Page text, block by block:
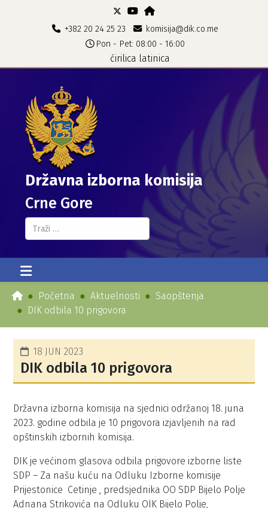
+382 20 24 25 23
komisija@dik.co.me
Pon - Pet: 08:00 - 16:00
ćirilica latinica
Državna izborna komisija
Crne Gore
Pretraga...
Početna Aktuelnosti
Saopštenja
DIK odbila 10 prigovora
18 JUN 2023
DIK odbila 10 prigovora
Državna izborna komisija na sjednici održanoj 18. juna
2023. godine odbila je 10 prigovora izjavljenih na rad
opštinskih izbornih komisija.
DIK je većinom glasova odbila prigovore izborne liste
SDP – Za našu kuću na Odluku Izborne komisije
Prijestonice Cetinje , predsjednika OO SDP Bijelo Polje
Adnana Strikovića na Odluku OIK Bijelo Polje,